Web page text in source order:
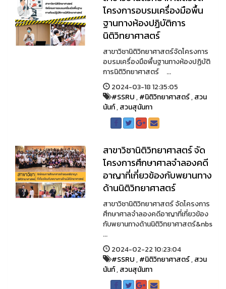
โครงการอบรมเครื่องมือพื้น
ฐานทางห้องปฏิบัติการ
นิติวิทยาศาสตร์
สาขาวิชานิติวิทยาศาสตร์จัดโครงการ
อบรมเครื่องมือพื้นฐานทางห้องปฏิบัติ
การนิติวิทยาศาสตร์ ...
2024-03-18 12:35:05
#SSRU,#นิติวิทยาศาสตร์,สวน
นันท์,สวนสุนันทา
สาขาวิชานิติวิทยาศาสตร์ จัด
โครงการศึกษาศาลจำลองคดี
อาญาที่เกี่ยวข้องกับพยานทาง
ด้านนิติวิทยาศาสตร์
สาขาวิชานิติวิทยาศาสตร์ จัดโครงการ
ศึกษาศาลจำลองคดีอาญาที่เกี่ยวข้อง
กับพยานทางด้านนิติวิทยาศาสตร์&nbs
...
2024-02-22 10:23:04
#SSRU,#นิติวิทยาศาสตร์,สวน
นันท์,สวนสุนันทา